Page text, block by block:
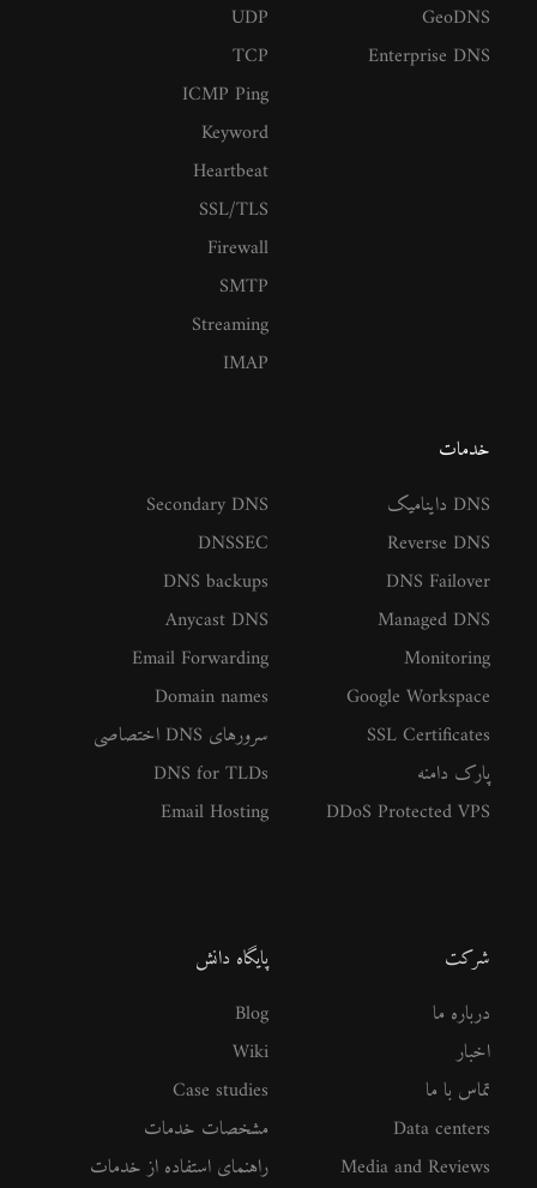
GeoDNS
Enterprise DNS
UDP
TCP
ICMP Ping
Keyword
Heartbeat
SSL/TLS
Firewall
SMTP
Streaming
IMAP
خدمات
DNS داینامیک
Reverse DNS
DNS Failover
Managed DNS
Monitoring
Google Workspace
SSL Certificates
پارک دامنه
DDoS Protected VPS
Secondary DNS
DNSSEC
DNS backups
Anycast DNS
Email Forwarding
Domain names
سرورهای DNS اختصاصی
DNS for TLDs
Email Hosting
شرکت
درباره ما
اخبار
تماس با ما
Data centers
Media and Reviews
پایگاه دانش
Blog
Wiki
Case studies
مشخصات خدمات
راهنمای استفاده از خدمات